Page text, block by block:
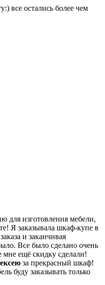
все остались более чем
для изготовления мебели,
Я заказывала шкаф-купе в
и заканчивая
Все было сделано очень
ещё скидку сделали!
за прекрасный шкаф!
буду заказывать только